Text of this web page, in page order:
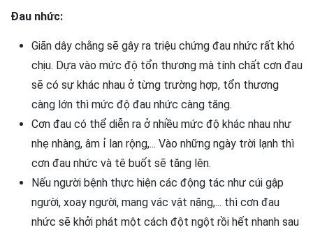
Đau nhức:
Giãn dây chằng sẽ gây ra triệu chứng đau nhức rất khó
chịu. Dựa vào mức độ tổn thương mà tính chất cơn đau
sẽ có sự khác nhau ở từng trường hợp, tổn thương
càng lớn thì mức độ đau nhức càng tăng.
Cơn đau có thể diễn ra ở nhiều mức độ khác nhau như
nhẹ nhàng, âm ỉ lan rộng,... Vào những ngày trời lạnh thì
cơn đau nhức và tê buốt sẽ tăng lên.
Nếu người bệnh thực hiện các động tác như cúi gập
người, xoay người, mang vác vật nặng,... thì cơn đau
nhức sẽ khởi phát một cách đột ngột rồi hết nhanh sau